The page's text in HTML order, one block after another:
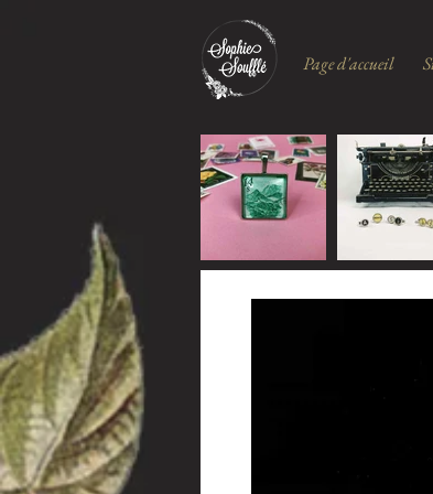
Page d'accueil